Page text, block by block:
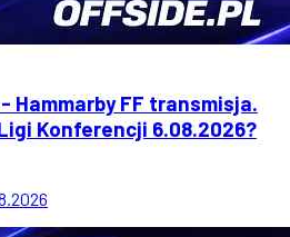
Hammarby FF transmisja.
Konferencji 6.08.2026?